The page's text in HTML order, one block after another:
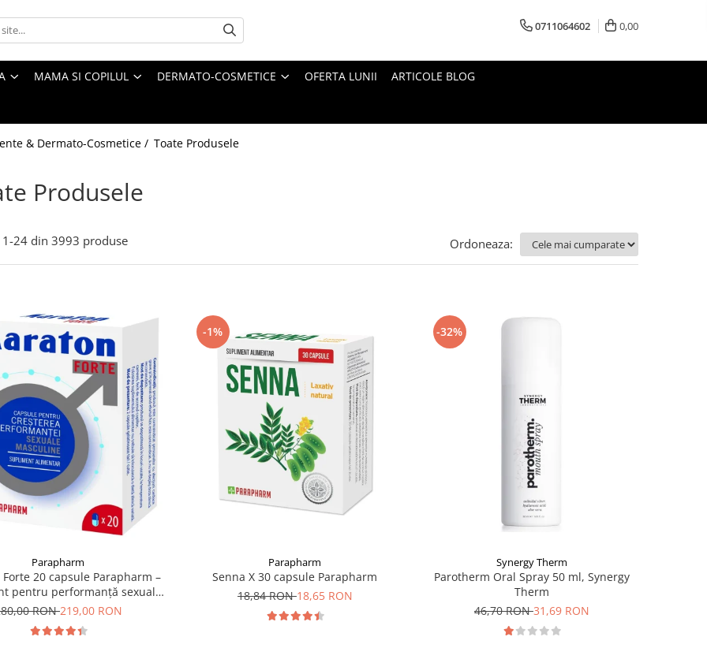
0711064602 0,00
MAMA SI COPILUL DERMATO-COSMETICE OFERTA LUNII ARTICOLE BLOG
& Dermato-Cosmetice / Toate Produsele
Produsele
1-24 din 3993 produse Ordoneaza:
Parapharm
20 capsule Parapharm –
pentru performanță sexuală
masculină
RON219,00 RON
-1%
Parapharm
Senna X 30 capsule Parapharm
18,84 RON18,65 RON
-32%
Synergy Therm
Parotherm Oral Spray 50 ml, Synergy
Therm
46,70 RON31,69 RON